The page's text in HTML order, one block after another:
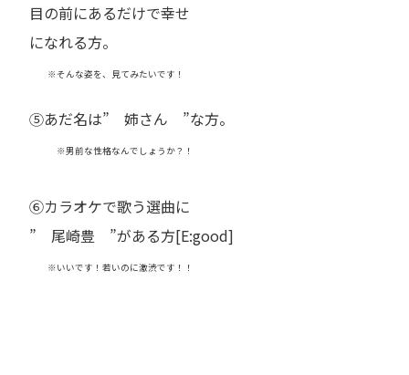
目の前にあるだけで幸せ
になれる方。
※そんな姿を、見てみたいです！
⑤あだ名は” 姉さん ”な方。
※男前な性格なんでしょうか？！
⑥カラオケで歌う選曲に
” 尾崎豊 ”がある方[E:good]
※いいです！若いのに激渋です！！